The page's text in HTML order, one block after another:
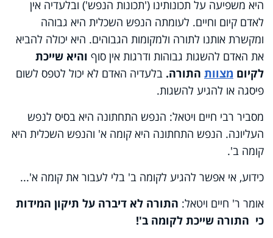
היא משפיעה על תכונותינו ('תכונות הנפש') ובלעדיה אין
לאדם קיום וחיים. לעומתה הנפש השכלית היא גבוהה
ומקשרת אותנו לתורה ולמקומות הגבוהים. היא יכולה להביא
את האדם להשגות גבוהות ודרגות אין סוף והיא שייכת
לקיום מצוות התורה. בלעדיה האדם לא יכול לטפס לשום
פיסגה או להגיע להשגות.
מסביר רבי חיים ויטאל: הנפש התחתונה היא בסיס לנפש
העליונה. הנפש התחתונה היא קומה א' והנפש השכלית היא
קומה ב'.
כידוע, אי אפשר להגיע לקומה ב' בלי לעבור את קומה א'...
אומר ר' חיים ויטאל: התורה לא דיברה על תיקון המידות
כי התורה שייכת לקומה ב'!